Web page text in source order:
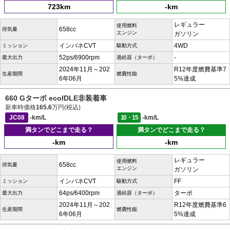
723km -km
排気量 658cc
使用燃料
エンジン
レギュラー
ガソリン
ミッション インパネCVT 駆動方式 4WD
最大出力 52ps/6900rpm 過給器（ターボ） -
生産期間
2024年11月～202
6年06月
燃費性能
R12年度燃費基準7
5%達成
660 Gターボ ecoIDLE非装着車
新車時価格165.6万円(税込)
JC08
-km/L 10・15
-km/L
満タンでどこまで走る？
-km
満タンでどこまで走る？
-km
排気量 658cc
使用燃料
エンジン
レギュラー
ガソリン
ミッション インパネCVT 駆動方式 FF
最大出力 64ps/6400rpm 過給器（ターボ） ターボ
生産期間
2024年11月～202
6年06月
燃費性能
R12年度燃費基準6
5%達成